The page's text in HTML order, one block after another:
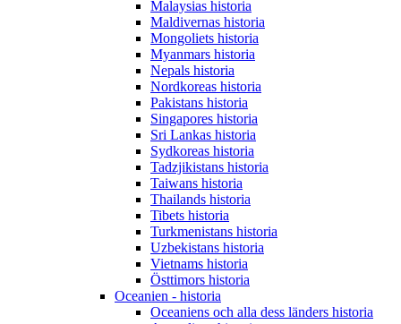
Malaysias historia
Maldivernas historia
Mongoliets historia
Myanmars historia
Nepals historia
Nordkoreas historia
Pakistans historia
Singapores historia
Sri Lankas historia
Sydkoreas historia
Tadzjikistans historia
Taiwans historia
Thailands historia
Tibets historia
Turkmenistans historia
Uzbekistans historia
Vietnams historia
Östtimors historia
Oceanien - historia
Oceaniens och alla dess länders historia